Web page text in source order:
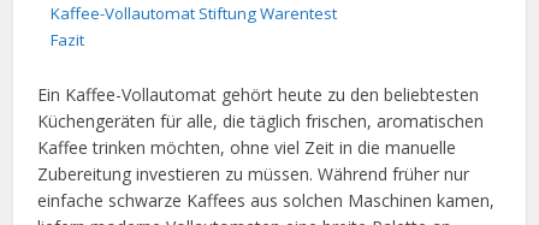
Kaffee-Vollautomat Stiftung Warentest
Fazit
Ein Kaffee-Vollautomat gehört heute zu den beliebtesten
Küchengeräten für alle, die täglich frischen, aromatischen
Kaffee trinken möchten, ohne viel Zeit in die manuelle
Zubereitung investieren zu müssen. Während früher nur
einfache schwarze Kaffees aus solchen Maschinen kamen,